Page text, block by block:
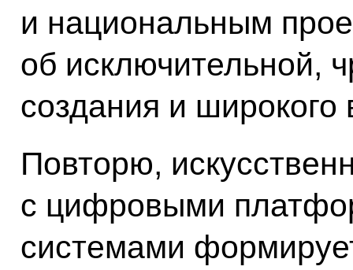
и национальным
об исключительной,
создания и
Повторю,
с цифровыми
системами